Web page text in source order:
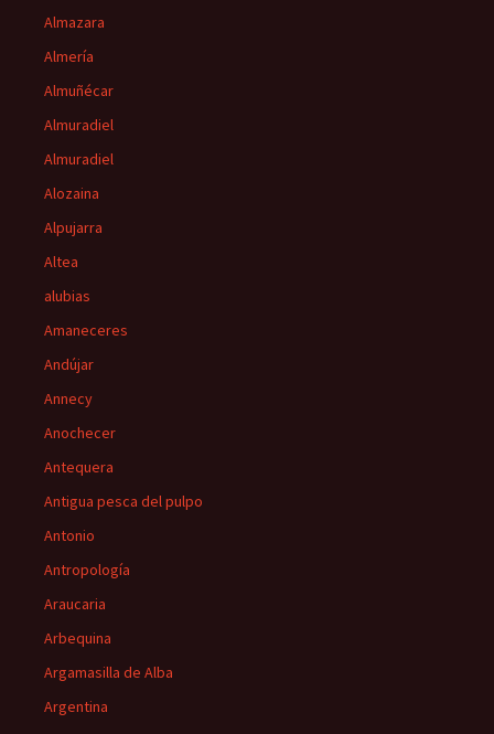
Almazara
Almería
Almuñécar
Almuradiel
Almuradiel
Alozaina
Alpujarra
Altea
alubias
Amaneceres
Andújar
Annecy
Anochecer
Antequera
Antigua pesca del pulpo
Antonio
Antropología
Araucaria
Arbequina
Argamasilla de Alba
Argentina